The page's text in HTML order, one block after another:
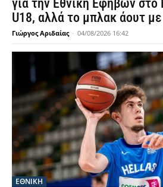
για την Εθνική Εφήβων
U18, αλλά το μπλακ άουτ με
Γιώργος Αριδαίας - 04/08/2026 16:42
ΕΘΝΙΚΉ